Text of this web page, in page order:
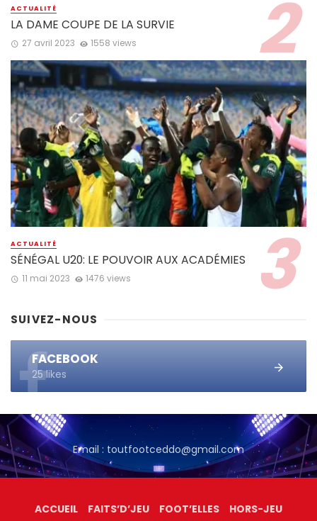
ACTUALITÉ
LA DAME COUPE DE LA SURVIE
27 avril 2023 1558 views
ACTUALITÉ
SÉNÉGAL U20: LE POUVOIR AUX ACADÉMIES
11 mai 2023 1476 views
SUIVEZ-NOUS
FACEBOOK
25 likes
Email : toutfootceddo@gmail.com
ACCUEIL FAITS’D’JEU FOOT’ELLES
HORS-JEU